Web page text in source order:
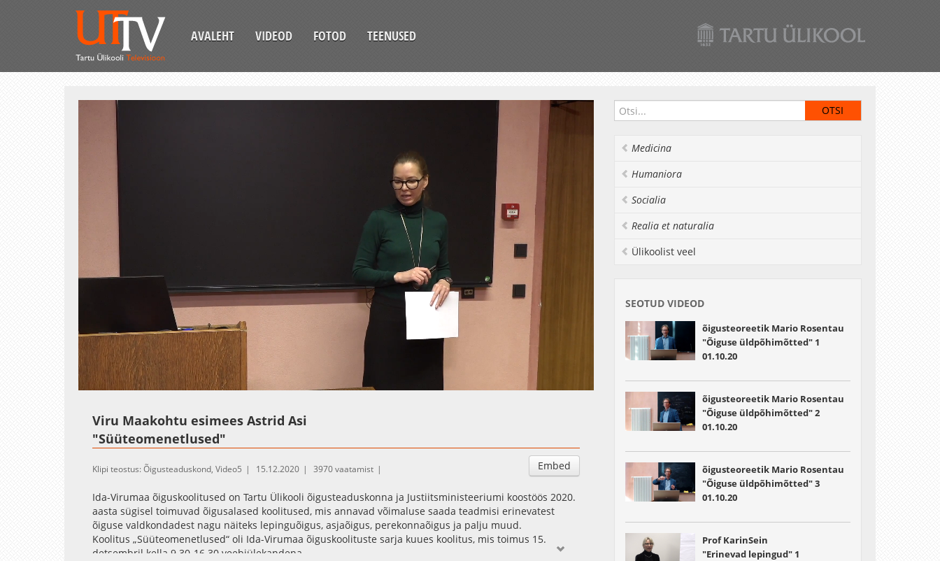
AVALEHT VIDEOD FOTOD TEENUSED
UnmuteLoaded
0.10%
Esituskiirused
Viru Maakohtu esimees Astrid Asi
"Süüteomenetlused"
Embed
Klipi teostus: Õigusteaduskond, Video5 15.12.2020 3970 vaatamist
Ida-Virumaa õiguskoolitused on Tartu Ülikooli õigusteaduskonna ja Justiitsministeeriumi koostöös 2020.
aasta sügisel toimuvad õigusalased koolitused, mis annavad võimaluse saada teadmisi erinevatest
õiguse valdkondadest nagu näiteks lepinguõigus, asjaõigus, perekonnaõigus ja palju muud.
Koolitus „Süüteomenetlused“ oli Ida-Virumaa õiguskoolituste sarja kuues koolitus, mis toimus 15.
detsembril kella 9.30-16.30 veebiülekandena.
Medicina
Humaniora
Socialia
Realia et naturalia
Ülikoolist veel
SEOTUD VIDEOD
õigusteoreetik Mario Rosentau
"Õiguse üldpõhimõtted" 1
01.10.20
õigusteoreetik Mario Rosentau
"Õiguse üldpõhimõtted" 2
01.10.20
õigusteoreetik Mario Rosentau
"Õiguse üldpõhimõtted" 3
01.10.20
Prof KarinSein
"Erinevad lepingud" 1